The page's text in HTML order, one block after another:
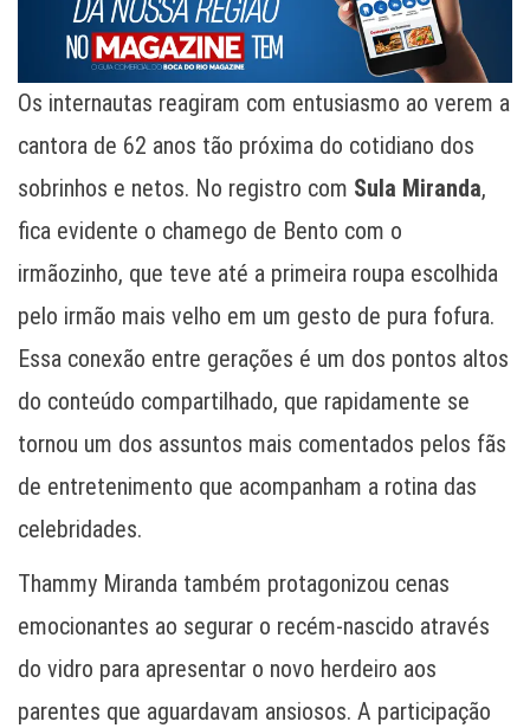
Os internautas reagiram com entusiasmo ao verem a
cantora de 62 anos tão próxima do cotidiano dos
sobrinhos e netos. No registro com Sula Miranda,
fica evidente o chamego de Bento com o
irmãozinho, que teve até a primeira roupa escolhida
pelo irmão mais velho em um gesto de pura fofura.
Essa conexão entre gerações é um dos pontos altos
do conteúdo compartilhado, que rapidamente se
tornou um dos assuntos mais comentados pelos fãs
de entretenimento que acompanham a rotina das
celebridades.
Thammy Miranda também protagonizou cenas
emocionantes ao segurar o recém-nascido através
do vidro para apresentar o novo herdeiro aos
parentes que aguardavam ansiosos. A participação